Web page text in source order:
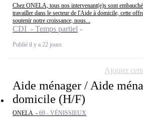
Chez ONELA, tous nos intervenant(e)s sont
travailler dans le secteur de l'Aide à domicile, cette
soutenir notre croissance, nous...
CDI - Temps partiel
Publié il y a 22 jours
Aide ménager / Aide
domicile (H/F)
ONELA - 69 - VÉNISSIEUX
Ajouter